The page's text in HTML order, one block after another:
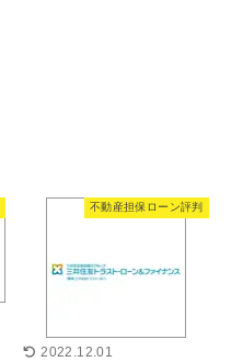
不動産担保ローン評判
2022.12.01